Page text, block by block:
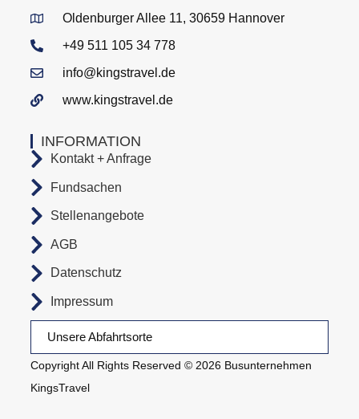
Copyright All Rights Reserved © 2026 Busunternehmen
KingsTravel
Unsere Abfahrtsorte
INFORMATION
Kontakt + Anfrage
Fundsachen
Stellenangebote
AGB
Datenschutz
Impressum
Oldenburger Allee 11, 30659 Hannover
+49 511 105 34 778
info@kingstravel.de
www.kingstravel.de